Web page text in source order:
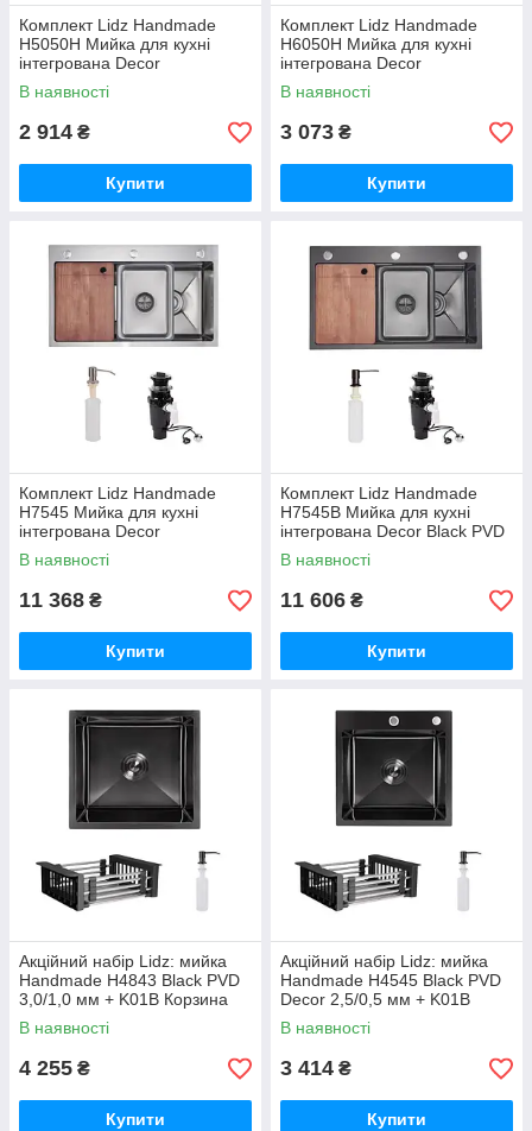
Комплект Lidz Handmade
H5050H Мийка для кухні
інтегрована Decor
Honeycomb у комплекті з
дозатором + Lidz K01G
В наявності
2 914 ₴
Купити
Комплект Lidz Handmade
H6050H Мийка для кухні
інтегрована Decor
Honeycomb у комплекті з
дозатором + Lidz K01G
В наявності
3 073 ₴
Купити
Комплект Lidz Handmade
H7545 Мийка для кухні
інтегрована Decor
Honeycomb
LDH7545DEC48372 + Lidz
кухонного
В наявності
11 368 ₴
Купити
Комплект Lidz Handmade
H7545B Мийка для кухні
інтегрована Decor Black PVD
Honeycomb
LDH7545BDECPVD48373+Lid
В наявності
11 606 ₴
Купити
Акційний набір Lidz: мийка
Handmade H4843 Black PVD
3,0/1,0 мм + K01B Корзина
для кухонной мойки
В наявності
4 255 ₴
Купити
Акційний набір Lidz: мийка
Handmade H4545 Black PVD
Decor 2,5/0,5 мм + K01B
Корзина для кухонной мойки
В наявності
3 414 ₴
Купити